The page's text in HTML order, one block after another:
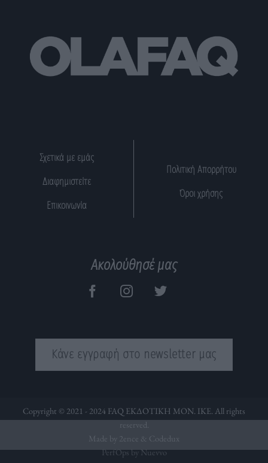
Σχετικά με εμάς
Διαφημιστείτε
Επικοινωνία
Πολιτική Απορρήτου
Όροι χρήσης
Ακολούθησέ μας
Κάνε εγγραφή στο newsletter μας
Copyright © 2021 - 2024 FAQ ΕΚΔΟΤΙΚΗ ΜΟΝ. ΙΚΕ. All rights
reserved.
Made by 2ence & Codedux
PerfOps by Nuevvo